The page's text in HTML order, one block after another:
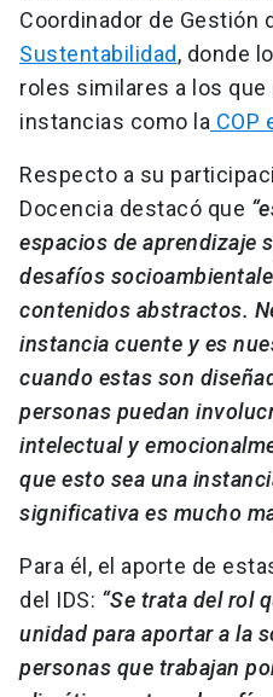
Coordinador de Gestión
Sustentabilidad, donde
roles similares a los
instancias como la COP
Respecto a su
Docencia destacó que
espacios de aprendizaje
desafíos
contenidos abstractos.
instancia cuente y es
cuando estas son
personas puedan
intelectual y
que esto sea una
significativa es mucho
Para él, el aporte de
del IDS: “Se trata del rol
unidad para aportar a la
personas que trabajan